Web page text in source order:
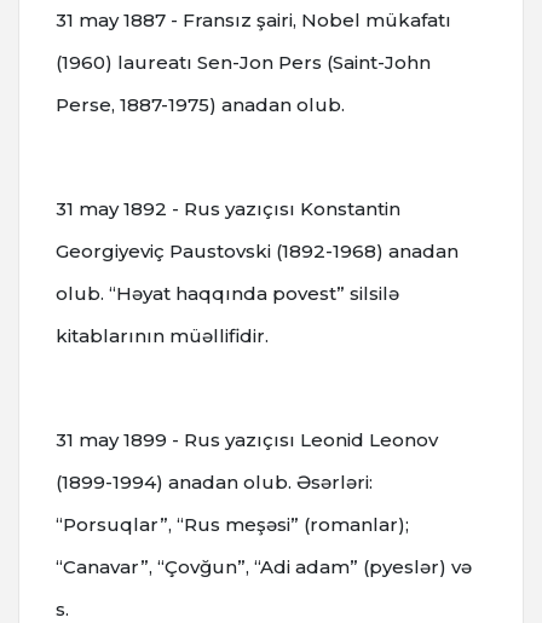
31 may 1887 - Fransız şairi, Nobel mükafatı
(1960) laureatı Sen-Jon Pers (Saint-John
Perse, 1887-1975) anadan olub.
31 may 1892 - Rus yazıçısı Konstantin
Georgiyeviç Paustovski (1892-1968) anadan
olub. “Həyat haqqında povest” silsilə
kitablarının müəllifidir.
31 may 1899 - Rus yazıçısı Leonid Leonov
(1899-1994) anadan olub. Əsərləri:
“Porsuqlar”, “Rus meşəsi” (romanlar);
“Canavar”, “Çovğun”, “Adi adam” (pyeslər) və
s.